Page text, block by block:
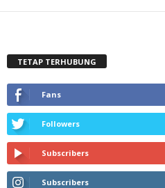
TETAP TERHUBUNG
Fans
Followers
Subscribers
Subscribers